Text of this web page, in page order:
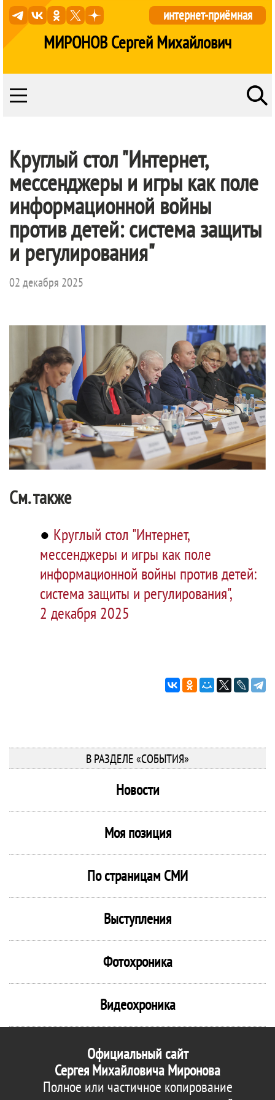
МИРОНОВ Сергей Михайлович
интернет-приёмная
Круглый стол "Интернет,
мессенджеры и игры как поле
информационной войны
против детей: система защиты
и регулирования"
02 декабря 2025
См. также
● Круглый стол "Интернет,
мессенджеры и игры как поле
информационной войны против детей:
система защиты и регулирования",
2 декабря 2025
В РАЗДЕЛЕ «СОБЫТИЯ»
Новости
Моя позиция
По страницам СМИ
Выступления
Фотохроника
Видеохроника
Официальный сайт
Сергея Михайловича Миронова
Полное или частичное копирование